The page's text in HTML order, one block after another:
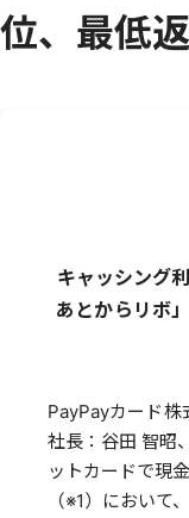
位、最低
キャッシング
あとからリボ
PayPayカード株
社長：谷田 智昭
ットカードで現
（※1）において